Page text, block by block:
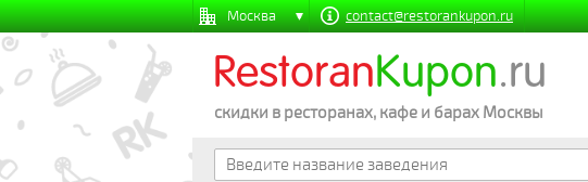
Москва contact@restorankupon.ru
RestoranKupon.ru
скидки в ресторанах, кафе и барах Москвы